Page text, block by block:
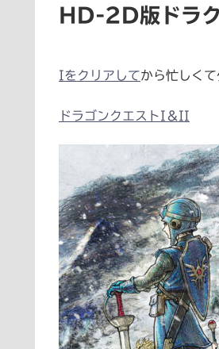
HD-2D版ドラ
Iをクリアしてから忙しく
ドラゴンクエストI＆II